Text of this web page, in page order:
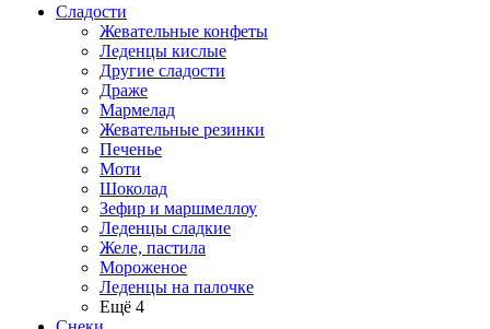
Сладости
Жевательные конфеты
Леденцы кислые
Другие сладости
Драже
Мармелад
Жевательные резинки
Печенье
Моти
Шоколад
Зефир и маршмеллоу
Леденцы сладкие
Желе, пастила
Мороженое
Леденцы на палочке
Ещё 4